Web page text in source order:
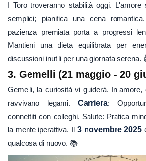
I Toro troveranno stabilità oggi.
semplici; pianifica una cena
pazienza premiata porta a progressi
Mantieni una dieta equilibrata per
discussioni inutili per una giornata serena.
3. Gemelli (21 maggio - 20
Gemelli, la curiosità vi guiderà. In amore,
ravvivano legami.Carriera:
connettiti con colleghi. Salute: Pratica
la mente iperattiva. Il 3 novembre 2025
qualcosa di nuovo. 📚